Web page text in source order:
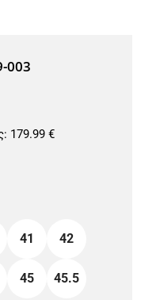
003
179.99 €
41 42
45 45.5